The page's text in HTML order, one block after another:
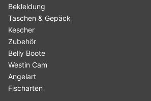
Bekleidung
Taschen & Gepäck
Kescher
Zubehör
Belly Boote
Westin Cam
Angelart
Fischarten